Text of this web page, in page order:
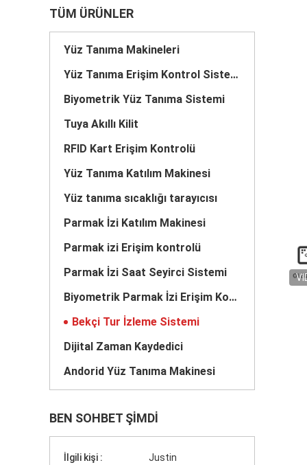
TÜM ÜRÜNLER
Yüz Tanıma Makineleri
Yüz Tanıma Erişim Kontrol Sistemi
Biyometrik Yüz Tanıma Sistemi
Tuya Akıllı Kilit
RFID Kart Erişim Kontrolü
Yüz Tanıma Katılım Makinesi
Yüz tanıma sıcaklığı tarayıcısı
Parmak İzi Katılım Makinesi
Parmak izi Erişim kontrolü
Parmak İzi Saat Seyirci Sistemi
Biyometrik Parmak İzi Erişim Kontrolü
Bekçi Tur İzleme Sistemi
Dijital Zaman Kaydedici
Andorid Yüz Tanıma Makinesi
BEN SOHBET ŞIMDI
İlgili kişi : Justin